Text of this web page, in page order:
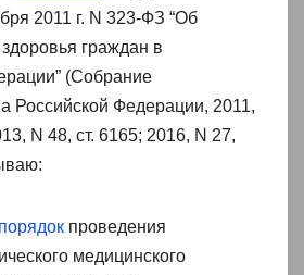
2011 г. N 323-ФЗ “Об
граждан в
(Собрание
Российской Федерации, 2011,
N 48, ст. 6165; 2016, N 27,
порядок проведения
медицинского